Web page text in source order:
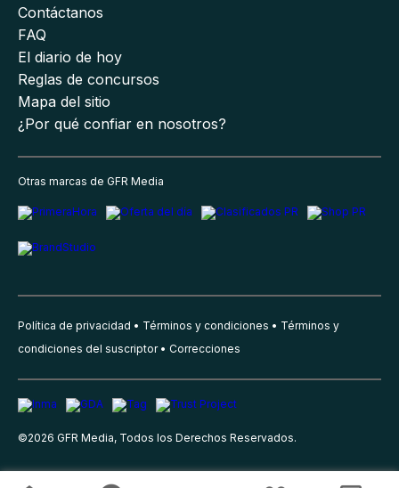
Contáctanos
FAQ
El diario de hoy
Reglas de concursos
Mapa del sitio
¿Por qué confiar en nosotros?
Otras marcas de GFR Media
Política de privacidad Términos y condiciones
Términos y
condiciones del suscriptor
Correcciones
©2026 GFR Media, Todos los Derechos Reservados.